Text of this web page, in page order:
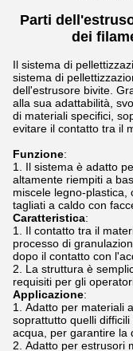
Parti
dei
Il sistema di
sistema di
dell'estrusore bivite.
alla sua adattabilità,
di materiali specifici,
evitare il contatto tra il
Funzione:
Il sistema è adatto
altamente riempiti a
miscele legno-plastica,
tagliati a caldo con
Caratteristica:
Il contatto tra il
processo di
dopo il contatto con
La struttura è
requisiti per gli
Applicazione:
Adatto per materiali
soprattutto quelli
acqua, per garantire la
Adatto per estrusori